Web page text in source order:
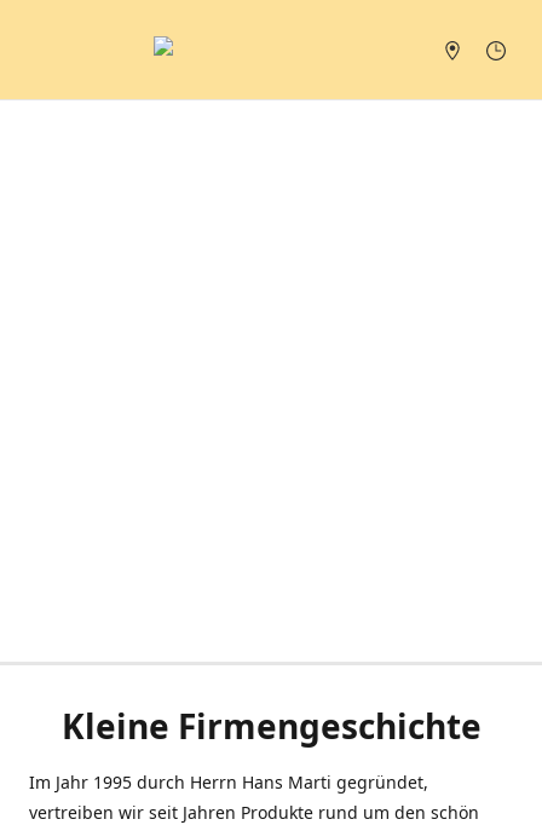
Kleine Firmengeschichte
Im Jahr 1995 durch Herrn Hans Marti gegründet,
vertreiben wir seit Jahren Produkte rund um den schön